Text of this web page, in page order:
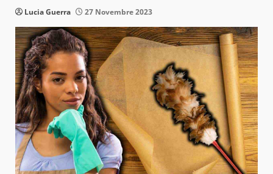
Lucia Guerra 27 Novembre 2023